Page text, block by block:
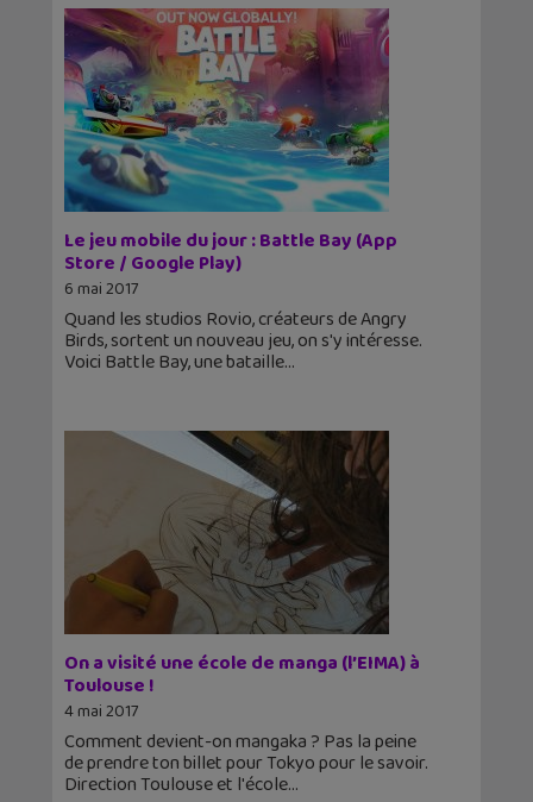
Le jeu mobile du jour : Battle Bay (App
Store / Google Play)
6 mai 2017
Quand les studios Rovio, créateurs de Angry
Birds, sortent un nouveau jeu, on s'y intéresse.
Voici Battle Bay, une bataille
On a visité une école de manga (l’EIMA) à
Toulouse !
4 mai 2017
Comment devient-on mangaka ? Pas la peine
de prendre ton billet pour Tokyo pour le savoir.
Direction Toulouse et l'école